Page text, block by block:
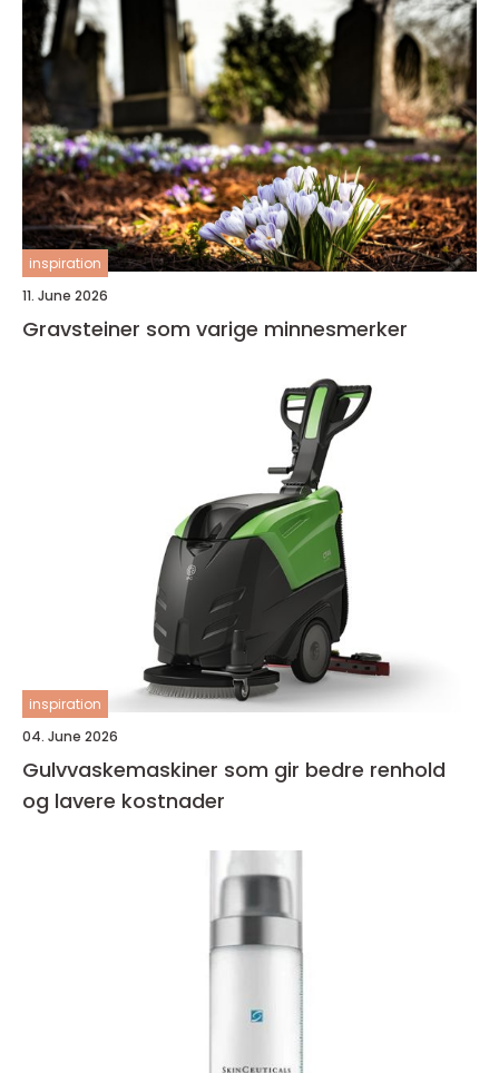
inspiration
11. June 2026
Gravsteiner som varige minnesmerker
inspiration
04. June 2026
Gulvvaskemaskiner som gir bedre renhold
og lavere kostnader